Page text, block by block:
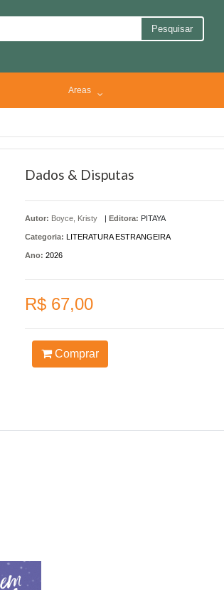
Pesquisar
Areas
Dados & Disputas
Autor: Boyce, Kristy | Editora: PITAYA
Categoria: LITERATURA ESTRANGEIRA
Ano: 2026
R$ 67,00
Comprar